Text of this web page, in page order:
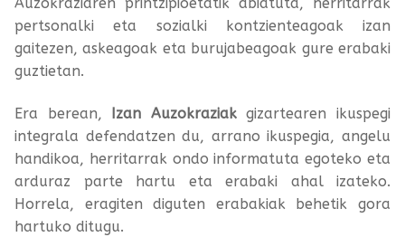
pertsonalki eta sozialki kontzienteagoak izan
gaitezen, askeagoak eta burujabeagoak gure erabaki
guztietan.
Era berean, Izan Auzokraziakgizartearen ikuspegi
integrala defendatzen du, arrano ikuspegia, angelu
handikoa, herritarrak ondo informatuta egoteko eta
arduraz parte hartu eta erabaki ahal izateko.
Horrela, eragiten diguten erabakiak behetik gora
hartuko ditugu.